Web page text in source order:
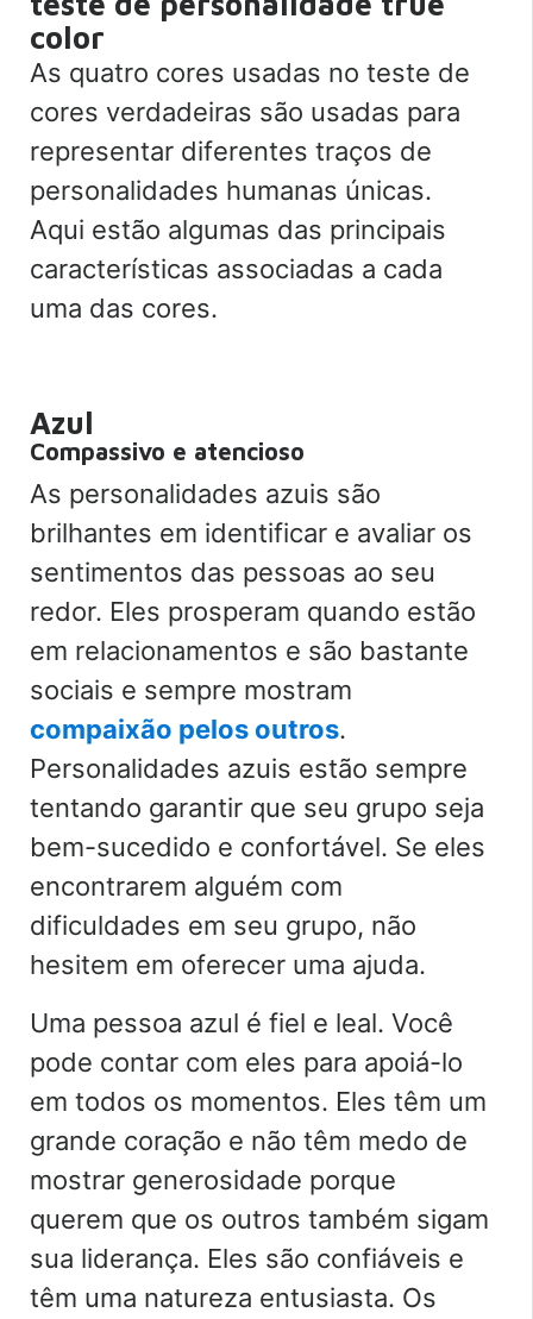
color
As quatro cores usadas no teste de
cores verdadeiras são usadas para
representar diferentes traços de
personalidades humanas únicas.
Aqui estão algumas das principais
características associadas a cada
uma das cores.
Azul
Compassivo e atencioso
As personalidades azuis são
brilhantes em identificar e avaliar os
sentimentos das pessoas ao seu
redor. Eles prosperam quando estão
em relacionamentos e são bastante
sociais e sempre mostram
compaixão pelos outros.
Personalidades azuis estão sempre
tentando garantir que seu grupo seja
bem-sucedido e confortável. Se eles
encontrarem alguém com
dificuldades em seu grupo, não
hesitem em oferecer uma ajuda.
Uma pessoa azul é fiel e leal. Você
pode contar com eles para apoiá-lo
em todos os momentos. Eles têm um
grande coração e não têm medo de
mostrar generosidade porque
querem que os outros também sigam
sua liderança. Eles são confiáveis e
têm uma natureza entusiasta. Os